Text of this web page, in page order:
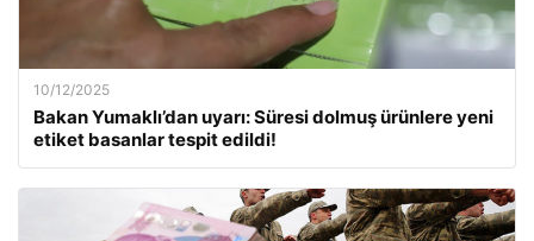
10/12/2025
Bakan Yumaklı’dan uyarı: Süresi dolmuş ürünlere yeni
etiket basanlar tespit edildi!